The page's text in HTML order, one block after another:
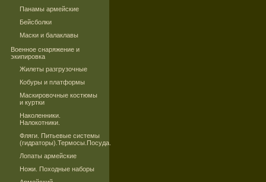
Панамы армейские
Бейсболки
Маски и балаклавы
Военное снаряжение и
экипировка
Жилеты разгрузочные
Кобуры и платформы
Маскировочные костюмы
и куртки
Наколенники.
Налокотники.
Фляги. Питьевые системы
(гидраторы).Термосы.Посуда.
Лопаты армейские
Ножи. Походные наборы